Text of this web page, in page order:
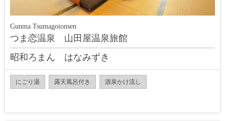
Gunma Tsumagoionsen
つま恋温泉 山田屋温泉旅館
昭和ろまん はなみずき
にごり湯 露天風呂付き 源泉かけ流し